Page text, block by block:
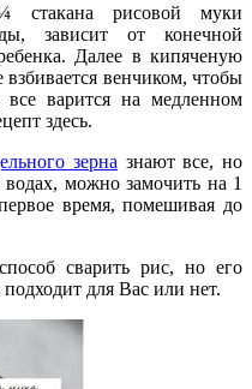
стакана рисовой муки
зависит от конечной
Далее в кипяченую
взбивается венчиком, чтобы
все варится на медленном
здесь.
зерна знают все, но
можно замочить на 1
время, помешивая до
сварить рис, но его
для Вас или нет.